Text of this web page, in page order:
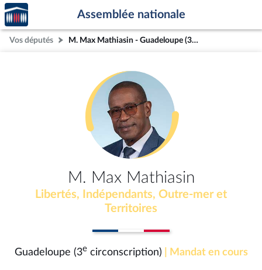
Aller au contenu
Aller en bas de la page
Accèder
à la
page
d'accueil
Assemblée nationale
Vos députés M. Max Mathiasin - Guadeloupe (3e circonscription)
M. Max Mathiasin
Libertés, Indépendants, Outre-mer et
Territoires
Guadeloupe (3ecirconscription) | Mandat en cours